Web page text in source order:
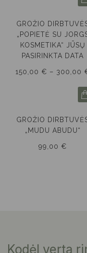
GROŽIO
„POPIETĖ SU
KOSMETIKA“ JŪSŲ
PASIRINKTA DATA
150,00 € – 300,00
GROŽIO
„MUDU ABUDU“
99,00 €
Kodėl verta